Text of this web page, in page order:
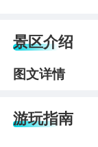
景区介绍
图文详情
游玩指南